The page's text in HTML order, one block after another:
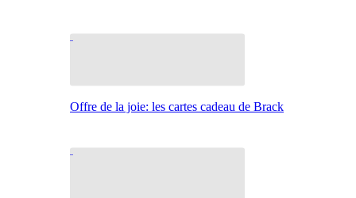
Offre de la joie: les cartes cadeau de Brack